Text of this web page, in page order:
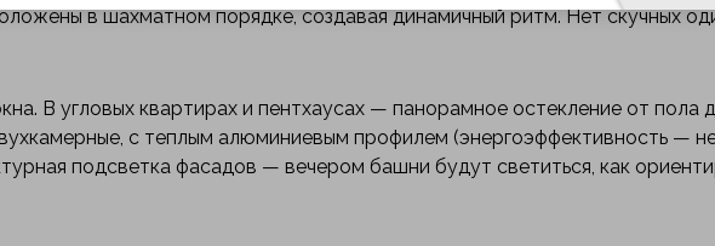
в шахматном порядке, создавая динамичный ритм. Нет скучных
В угловых квартирах и пентхаусах — панорамное остекление от пола
с теплым алюминиевым профилем (энергоэффективность —
подсветка фасадов — вечером башни будут светиться, как